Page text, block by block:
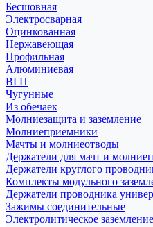
Бесшовная
Электросварная
Оцинкованная
Нержавеющая
Профильная
Алюминиевая
ВГП
Чугунные
Из обечаек
Молниезащита и заземление
Молниеприемники
Мачты и молниеотводы
Держатели для мачт и
Держатели круглого
Комплекты модульного
Держатели проводника
Зажимы соединительные
Электролитическое заземление